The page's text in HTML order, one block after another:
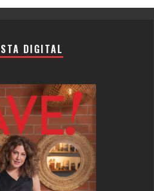
DIGITAL